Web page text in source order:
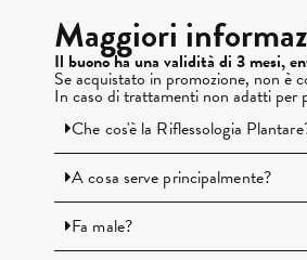
Maggiori
Il buono ha una validità di 3 mesi,
Se acquistato in promozione, non è
In caso di trattamenti non adatti per
Che cos'è la Riflessologia
A cosa serve principalmente?
Fa male?